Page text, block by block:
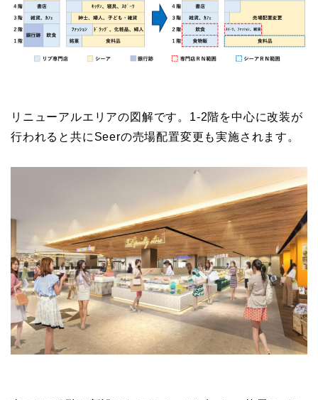
リニューアルエリアの図解です。1-2階を中心に改装が
行われると共にSeerの売場配置変更も実施されます。